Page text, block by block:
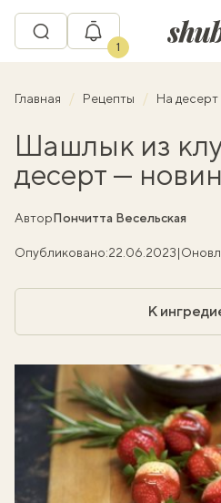
1
Главная Рецепты На десерт
Шашлык из
десерт —
АвторПончитта Весельская
Опубликовано:22.06.2023|
К